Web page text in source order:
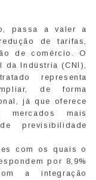
passa a valer a
de tarifas,
de comércio. O
da Indústria (CNI),
representa
de forma
já que oferece
mais
previsibilidade
com os quais o
por 8,9%
a integração